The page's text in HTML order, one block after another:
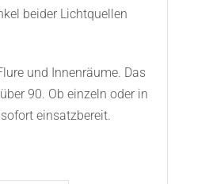
beider Lichtquellen
und Innenräume. Das
90. Ob einzeln oder in
einsatzbereit.